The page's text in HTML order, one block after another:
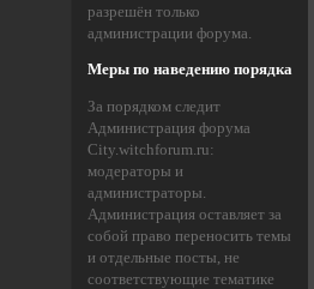
разрешён только
администрации форума.
Меры по наведению порядка
За порядком следит
Администрация форума
City.witchforum.ru:
модераторы и
администраторы.
Администрация оставляет за
собой право переносить темы
и отдельные посты, не
соответствующие тематике